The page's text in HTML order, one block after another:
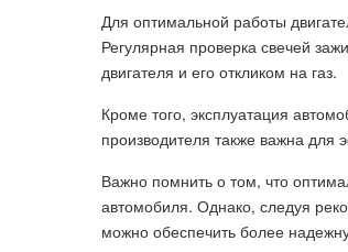
Для оптимальной работы
Регулярная проверка свечей
двигателя и его откликом на газ.
Кроме того, эксплуатация
производителя также важна для
Важно помнить о том, что
автомобиля. Однако, следуя
можно обеспечить более